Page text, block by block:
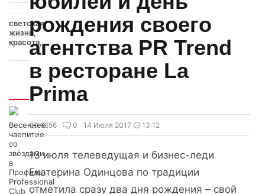
светская
жизнь,
красота,
Интересно
Весеннее
чаепитие
со
звёздами
в
Профиль
Professional
Club
рождения своего
агентства PR Trend
в ресторане La
Prima
6656 0 14 Июля 2017 13:12
13 июля телеведущая и бизнес-леди
Екатерина Одинцова по традиции
отметила сразу два дня рождения – свой